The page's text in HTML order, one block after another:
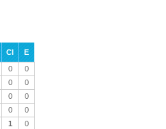
CI
E
0
0
0
0
0
0
0
0
1
0